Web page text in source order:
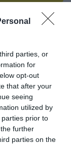
parties, or
for
opt-out
that after your
seeing
utilized by
prior to
further
parties on the